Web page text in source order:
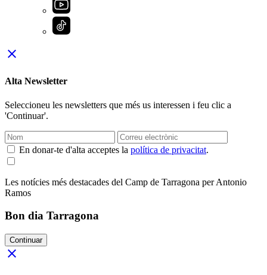
close
Alta Newsletter
Seleccioneu les newsletters que més us interessen i feu clic a
'Continuar'.
En donar-te d'alta acceptes la política de privacitat.
Les notícies més destacades del Camp de Tarragona per Antonio
Ramos
Bon dia Tarragona
Continuar
close